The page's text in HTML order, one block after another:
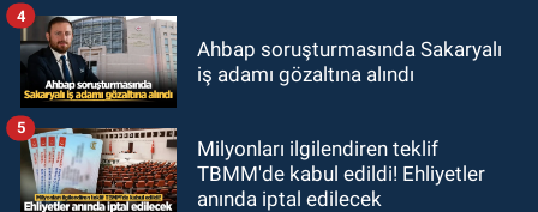
Ahbap soruşturmasında Sakaryalı
iş adamı gözaltına alındı
4
Milyonları ilgilendiren teklif
TBMM'de kabul edildi! Ehliyetler
anında iptal edilecek
5